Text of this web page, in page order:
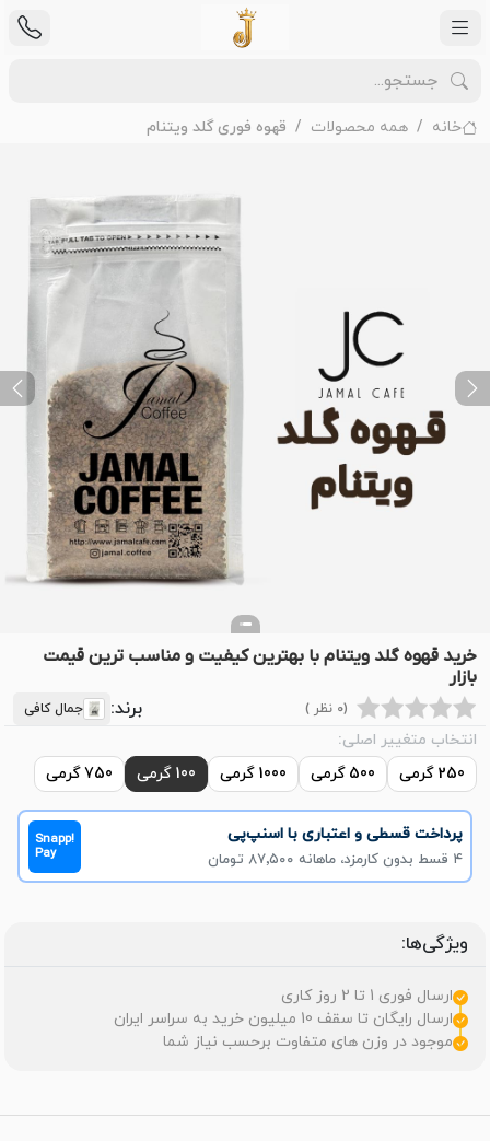
خانه همه محصولات قهوه فوری گلد ویتنام
Previous
خرید قهوه گلد ویتنام با بهترین کیفیت و مناسب ترین قیمت
بازار
(0 نظر ) برند: جمال کافی
انتخاب متغییر اصلی:
250 گرمی
500 گرمی 1000 گرمی 100 گرمی 750 گرمی
پرداخت قسطی و اعتباری با اسنپ‌پی
۴ قسط بدون کارمزد، ماهانه ۸۷٬۵۰۰ تومان
Snapp!
Pay
ویژگی‌ها:
ارسال فوری 1 تا 2 روز کاری
ارسال رایگان تا سقف 10 میلیون خرید به سراسر ایران
موجود در وزن های متفاوت برحسب نیاز شما